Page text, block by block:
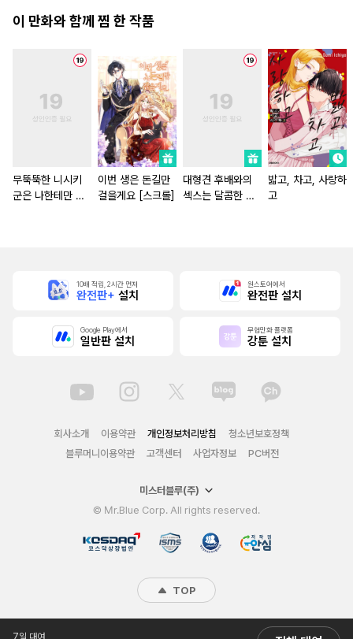
이 만화와 함께 찜 한 작품
무뚝뚝한 니시키
군은 나한테만 위
이번 생은 돈길만
걸을게요 [스크롤]
대형견 후배와의
섹스는 달콤한 덫
밟고, 차고, 사랑하
고
7일 대여
10배 적립, 2시간 먼저
완전판+ 설치
원스토어에서
완전판 설치
Google Play에서
일반판 설치
무협만화 플랫폼
강툰 설치
회사소개 이용약관 개인정보처리방침
청소년보호정책
블루머니이용약관
고객센터 사업자정보 PC버전
미스터블루(주)
© Mr.Blue Corp. All rights reserved.
TOP